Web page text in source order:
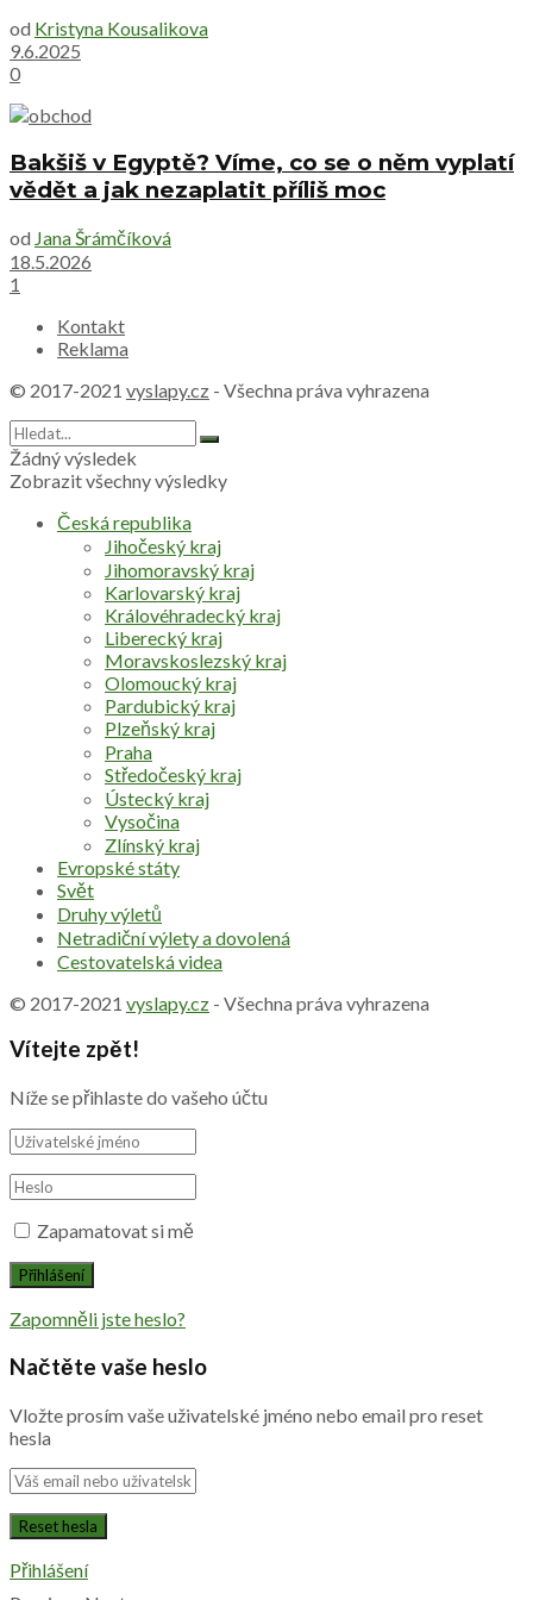
od Kristyna Kousalikova
9.6.2025
0
Bakšiš v Egyptě? Víme, co se o něm vyplatí
vědět a jak nezaplatit příliš moc
od Jana Šrámčíková
18.5.2026
1
Kontakt
Reklama
© 2017-2021 vyslapy.cz - Všechna práva vyhrazena
Žádný výsledek
Zobrazit všechny výsledky
Česká republika
Jihočeský kraj
Jihomoravský kraj
Karlovarský kraj
Královéhradecký kraj
Liberecký kraj
Moravskoslezský kraj
Olomoucký kraj
Pardubický kraj
Plzeňský kraj
Praha
Středočeský kraj
Ústecký kraj
Vysočina
Zlínský kraj
Evropské státy
Svět
Druhy výletů
Netradiční výlety a dovolená
Cestovatelská videa
© 2017-2021 vyslapy.cz - Všechna práva vyhrazena
Vítejte zpět!
Níže se přihlaste do vašeho účtu
Zapamatovat si mě
Zapomněli jste heslo?
Načtěte vaše heslo
Vložte prosím vaše uživatelské jméno nebo email pro reset
hesla
Přihlášení